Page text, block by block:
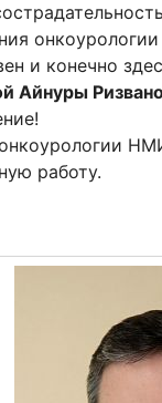
и конечно
Айнуры
работу.